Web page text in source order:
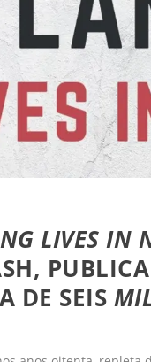
LIVES IN
DE SEIS